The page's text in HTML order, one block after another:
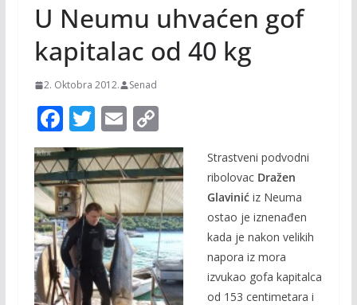
U Neumu uhvaćen gof
kapitalac od 40 kg
2. Oktobra 2012. Senad
F
ac
e
b
o
o
k
T
w
itt
er
E
m
ai
l
C
o
p
y
Li
n
k
Strastveni podvodni
ribolovacDražen
Glavinićiz Neuma
ostao je iznenađen
kada je nakon velikih
napora iz mora
izvukao gofa kapitalca
od 153 centimetara i